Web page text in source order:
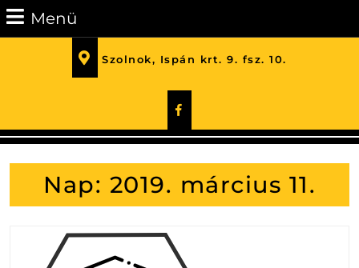
Skip
to
Menü
Szolnok, Ispán krt. 9. fsz. 10.
Nap: 2019. március 11.